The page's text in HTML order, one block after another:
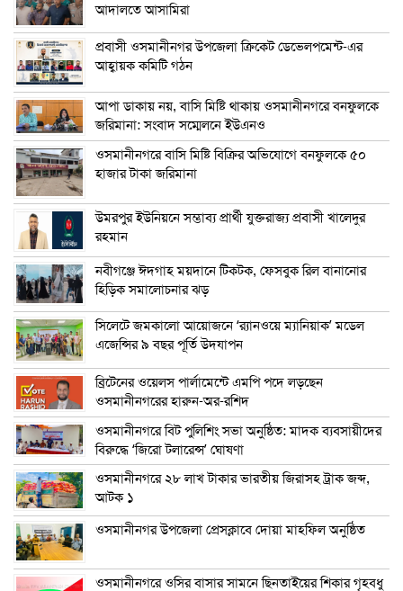
আদালতে আসামিরা
প্রবাসী ওসমানীনগর উপজেলা ক্রিকেট ডেভেলপমেন্ট-এর
আহ্বায়ক কমিটি গঠন
আপা ডাকায় নয়, বাসি মিষ্টি থাকায় ওসমানীনগরে বনফুলকে
জরিমানা: সংবাদ সম্মেলনে ইউএনও
ওসমানীনগরে বাসি মিষ্টি বিক্রির অভিযোগে বনফুলকে ৫০
হাজার টাকা জরিমানা
উমরপুর ইউনিয়নে সম্ভাব্য প্রার্থী যুক্তরাজ্য প্রবাসী খালেদুর
রহমান
নবীগঞ্জে ঈদগাহ ময়দানে টিকটক, ফেসবুক রিল বানানোর
হিড়িক সমালোচনার ঝড়
সিলেটে জমকালো আয়োজনে ‘র‍্যানওয়ে ম্যানিয়াক’ মডেল
এজেন্সির ৯ বছর পূর্তি উদযাপন
ব্রিটেনের ওয়েলস পার্লামেন্টে এমপি পদে লড়ছেন
ওসমানীনগরের হারুন-অর-রশিদ
ওসমানীনগরে বিট পুলিশিং সভা অনুষ্ঠিত: মাদক ব্যবসায়ীদের
বিরুদ্ধে ‘জিরো টলারেন্স’ ঘোষণা
ওসমানীনগরে ২৮ লাখ টাকার ভারতীয় জিরাসহ ট্রাক জব্দ,
আটক ১
ওসমানীনগর উপজেলা প্রেসক্লাবে দোয়া মাহফিল অনুষ্ঠিত
ওসমানীনগরে ওসির বাসার সামনে ছিনতাইয়ের শিকার গৃহবধু